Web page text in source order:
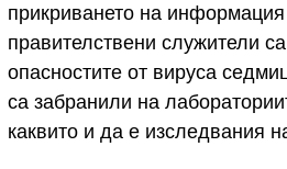
прикриването на
правителствени служители
опасностите от вируса
са забранили на
каквито и да е изследвания